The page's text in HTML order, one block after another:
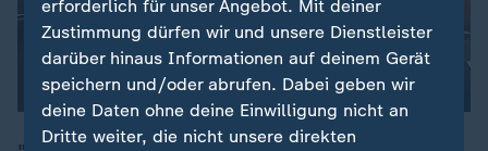
erforderlich für unser Angebot. Mit deiner
Zustimmung dürfen wir und unsere Dienstleister
darüber hinaus Informationen auf deinem Gerät
speichern und/oder abrufen. Dabei geben wir
deine Daten ohne deine Einwilligung nicht an
Dritte weiter, die nicht unsere direkten